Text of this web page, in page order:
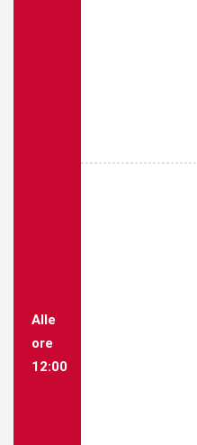
Alle
ore
12:00